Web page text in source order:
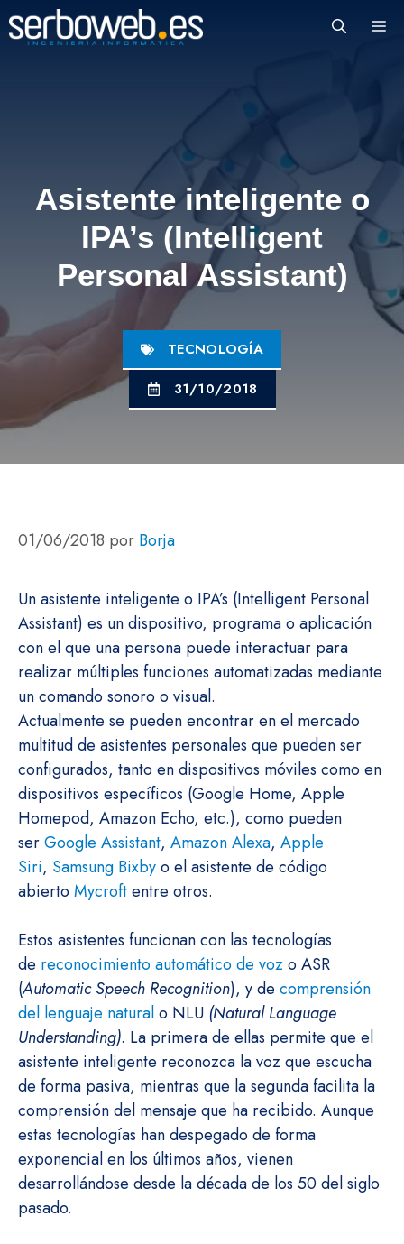
Saltar
al
Asistente inteligente o
IPA’s (Intelligent
Personal Assistant)
TECNOLOGÍA
31/10/2018
01/06/2018 por Borja
Un asistente inteligente o IPA’s (Intelligent Personal
Assistant) es un dispositivo, programa o aplicación
con el que una persona puede interactuar para
realizar múltiples funciones automatizadas mediante
un comando sonoro o visual.
Actualmente se pueden encontrar en el mercado
multitud de asistentes personales que pueden ser
configurados, tanto en dispositivos móviles como en
dispositivos específicos (Google Home, Apple
Homepod, Amazon Echo, etc.), como pueden
serGoogle Assistant, Amazon Alexa, Apple
Siri, Samsung Bixbyo el asistente de código
abierto Mycroftentre otros.
Estos asistentes funcionan con las tecnologías
de reconocimiento automático de voz o ASR
(Automatic Speech Recognition), y de comprensión
del lenguaje naturalo NLU (Natural Language
Understanding). La primera de ellas permite que el
asistente inteligente reconozca la voz que escucha
de forma pasiva, mientras que la segunda facilita la
comprensión del mensaje que ha recibido. Aunque
estas tecnologías han despegado de forma
exponencial en los últimos años, vienen
desarrollándose desde la década de los 50 del siglo
pasado.